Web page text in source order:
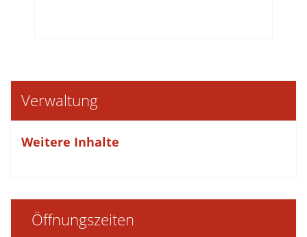
Verwaltung
Weitere Inhalte
Öffnungszeiten